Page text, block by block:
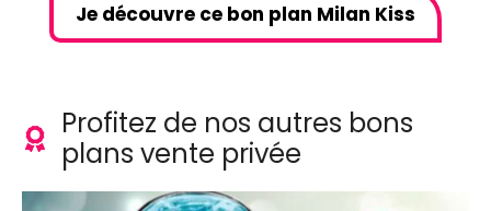
Je découvre ce bon plan Milan Kiss
Profitez de nos autres bons
plans vente privée